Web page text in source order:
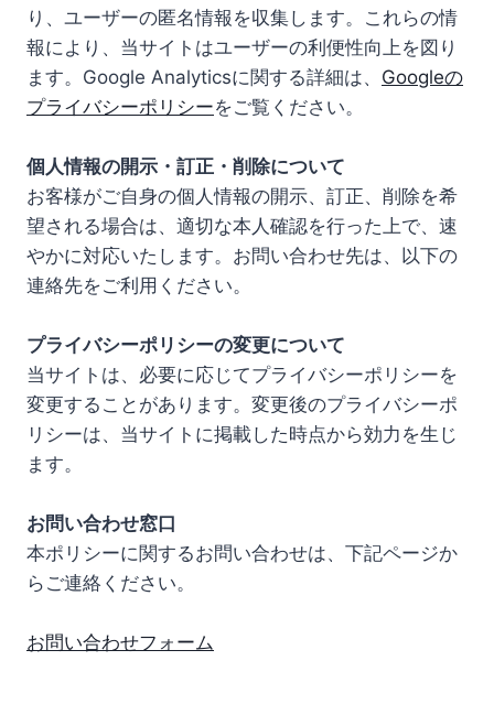
り、ユーザーの匿名情報を収集します。これらの情
報により、当サイトはユーザーの利便性向上を図り
ます。Google Analyticsに関する詳細は、 Googleの
プライバシーポリシーをご覧ください。
個人情報の開示・訂正・削除について
お客様がご自身の個人情報の開示、訂正、削除を希
望される場合は、適切な本人確認を行った上で、速
やかに対応いたします。お問い合わせ先は、以下の
連絡先をご利用ください。
プライバシーポリシーの変更について
当サイトは、必要に応じてプライバシーポリシーを
変更することがあります。変更後のプライバシーポ
リシーは、当サイトに掲載した時点から効力を生じ
ます。
お問い合わせ窓口
本ポリシーに関するお問い合わせは、下記ページか
らご連絡ください。
お問い合わせフォーム